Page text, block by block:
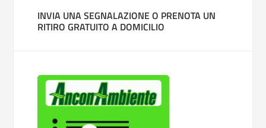
INVIA UNA SEGNALAZIONE O PRENOTA UN
RITIRO GRATUITO A DOMICILIO